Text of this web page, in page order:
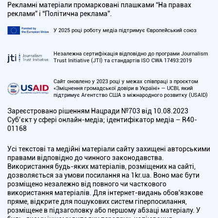
Рекламні матеріали промарковані плашками “На правах
реклами” і “Політична реклама”.
У 2025 році роботу медіа підтримує Європейський союз
Незалежна сертифікація відповідно до програми Journalism
Trust Initiative (JTI) та стандартів ISO CWA 17493:2019
Сайт оновлено у 2023 році у межах співпраці з проєктом
«Зміцнення громадської довіри в Україні» — UCBI, який
підтримує Агентство США з міжнародного розвитку (USAID)
Зареєстровано рішенням Нацради №703 від 10.08.2023
Cуб’єкт у сфері онлайн-медіа; ідентифікатор медіа – R40-
01168
Усі текстові та медійні матеріали сайту захищені авторськими
правами відповідно до чинного законодавства.
Використання будь-яких матеріалів, розміщених на сайті,
дозволяється за умови посилання на 1kr.ua. Воно має бути
розміщено незалежно від повного чи часткового
використання матеріалів. Для інтернет-видань обов'язкове
пряме, відкрите для пошукових систем гіперпосилання,
розміщене в підзаголовку або першому абзаці матеріалу. У